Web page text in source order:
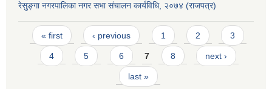
रेसुङ्गा नगरपालिका नगर सभा संचालन कार्यविधि, २०७४ (राजपत्र)
Pages
« first ‹ previous 1 2 3
4 5 6 7 8 next ›
last »